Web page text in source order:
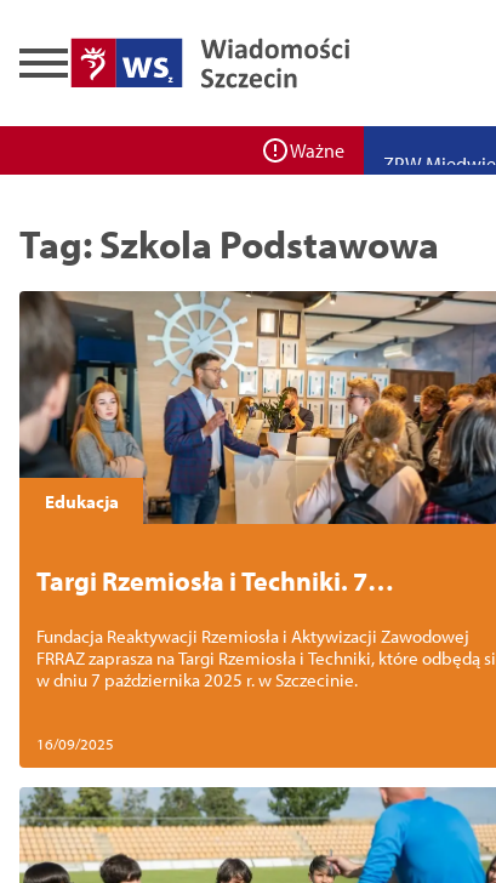
Ważne
Program
Nowa stacja
Tag: Szkola Podstawowa
Edukacja
Targi Rzemiosła i Techniki. 7
Fundacja Reaktywacji Rzemiosła i Aktywizacji Zawodowej
FRRAZ zaprasza na Targi Rzemiosła i Techniki, które odbędą
w dniu 7 października 2025 r. w Szczecinie.
16/09/2025